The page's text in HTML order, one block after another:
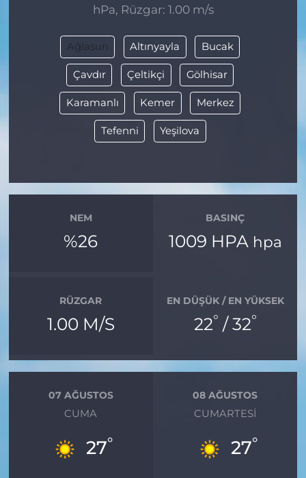
hPa, Rüzgar: 1.00 m/s
Ağlasun Altınyayla Bucak
Çavdır Çeltikçi Gölhisar
Karamanlı Kemer Merkez
Tefenni Yeşilova
NEM
%26
BASINÇ
1009 HPA hpa
RÜZGAR
1.00 M/S
EN DÜŞÜK / EN YÜKSEK
22° / 32°
07 AĞUSTOS
CUMA
27°
08 AĞUSTOS
CUMARTESI
27°